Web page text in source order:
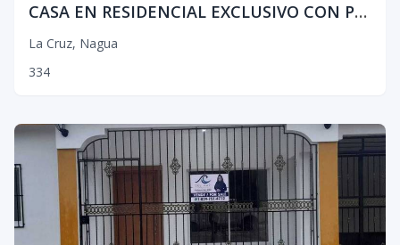
CASA EN RESIDENCIAL EXCLUSIVO CON PISCINA
La Cruz, Nagua
334